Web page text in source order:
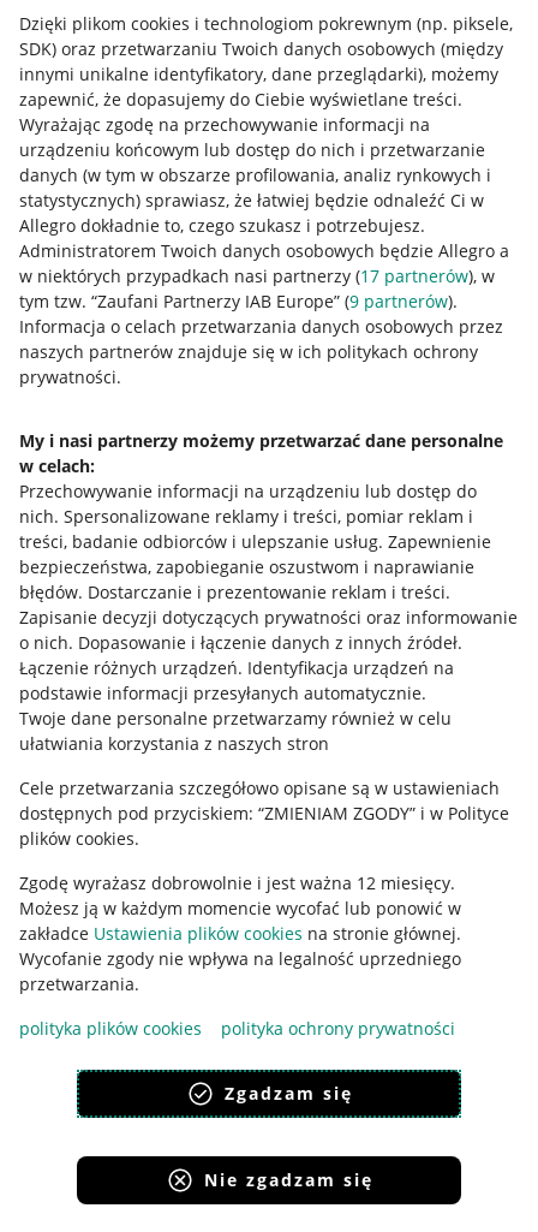
Dzięki plikom cookies i technologiom pokrewnym (np. piksele,
SDK) oraz przetwarzaniu Twoich danych osobowych (między
innymi unikalne identyfikatory, dane przeglądarki), możemy
zapewnić, że dopasujemy do Ciebie wyświetlane treści.
Wyrażając zgodę na przechowywanie informacji na
urządzeniu końcowym lub dostęp do nich i przetwarzanie
danych (w tym w obszarze profilowania, analiz rynkowych i
statystycznych) sprawiasz, że łatwiej będzie odnaleźć Ci w
Allegro dokładnie to, czego szukasz i potrzebujesz.
Administratorem Twoich danych osobowych będzie Allegro a
w niektórych przypadkach nasi partnerzy (17 partnerów), w
tym tzw. “Zaufani Partnerzy IAB Europe” (9 partnerów).
Informacja o celach przetwarzania danych osobowych przez
naszych partnerów znajduje się w ich politykach ochrony
prywatności.
My i nasi partnerzy możemy przetwarzać dane personalne
w celach:
Przechowywanie informacji na urządzeniu lub dostęp do
nich. Spersonalizowane reklamy i treści, pomiar reklam i
treści, badanie odbiorców i ulepszanie usług. Zapewnienie
bezpieczeństwa, zapobieganie oszustwom i naprawianie
błędów. Dostarczanie i prezentowanie reklam i treści.
Zapisanie decyzji dotyczących prywatności oraz informowanie
o nich. Dopasowanie i łączenie danych z innych źródeł.
Łączenie różnych urządzeń. Identyfikacja urządzeń na
podstawie informacji przesyłanych automatycznie.
Twoje dane personalne przetwarzamy również w celu
ułatwiania korzystania z naszych stron
Cele przetwarzania szczegółowo opisane są w ustawieniach
dostępnych pod przyciskiem: “ZMIENIAM ZGODY” i w Polityce
plików cookies.
Zgodę wyrażasz dobrowolnie i jest ważna 12 miesięcy.
Możesz ją w każdym momencie wycofać lub ponowić w
zakładce Ustawienia plików cookies na stronie głównej.
Wycofanie zgody nie wpływa na legalność uprzedniego
przetwarzania.
polityka plików cookies
polityka ochrony prywatności
Zgadzam się
Nie zgadzam się
Nawigacja
Przydatne informacje
Jak to działa
Allegro Gadane dla sprzedających
Allegro Gadane dla kupujących
Mapa miejscowości
Informacje prawne
Regulamin
Polityka plików "cookies"
Ustawienia plików "cookies"
Udostępnianie lokalizacji
Informacje dla Aktu o Usługach Cyfrowych
Pobierz aplikację
Korzystanie z serwisu oznacza akceptacjęregulaminu